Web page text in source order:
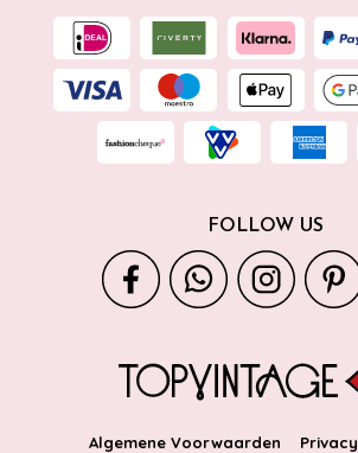
FOLLOW US
Algemene Voorwaarden Privacy